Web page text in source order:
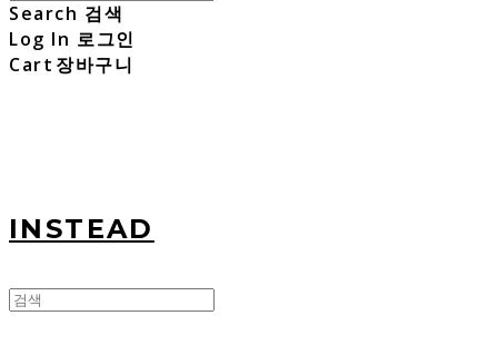
Search 검색
Log In 로그인
Cart 장바구니
INSTEAD